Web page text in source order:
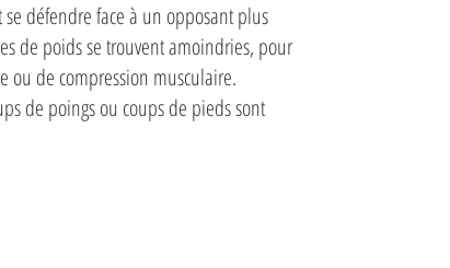
défendre face à un opposant plus
de poids se trouvent amoindries, pour
de compression musculaire.
de poings ou coups de pieds sont